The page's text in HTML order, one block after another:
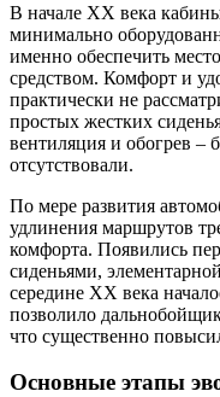
В начале XX века
минимально
именно обеспечить
средством. Комфорт и
практически не
простых жестких
вентиляция и обогрев
отсутствовали.
По мере развития
удлинения маршрутов
комфорта. Появились
сиденьями,
середине XX века
позволило
что существенно
Основные этапы